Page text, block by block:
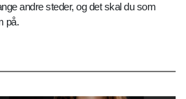
andre steder, og det skal du som
på.